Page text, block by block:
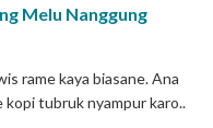
Melu Nanggung
rame kaya biasane. Ana
kopi tubruk nyampur karo..